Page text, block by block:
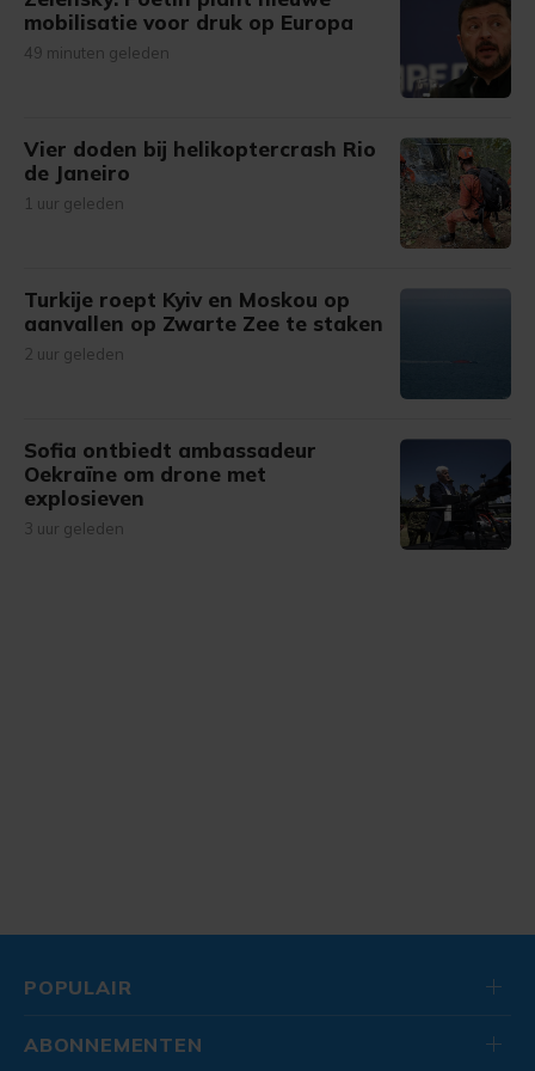
mobilisatie voor druk op Europa
49 minuten geleden
Vier doden bij helikoptercrash Rio
de Janeiro
1 uur geleden
Turkije roept Kyiv en Moskou op
aanvallen op Zwarte Zee te staken
2 uur geleden
Sofia ontbiedt ambassadeur
Oekraïne om drone met
explosieven
3 uur geleden
POPULAIR
ABONNEMENTEN